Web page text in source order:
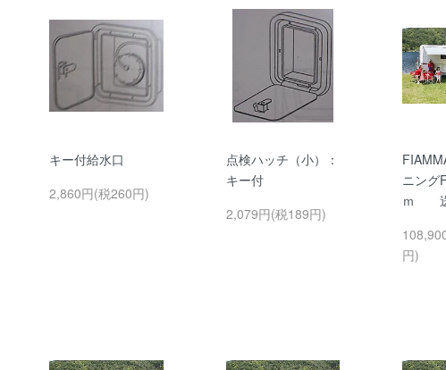
キー付給水口
2,860円(税260円)
点検ハッチ（小）：
キー付
2,079円(税189円)
ニン
ｍ 送
円)